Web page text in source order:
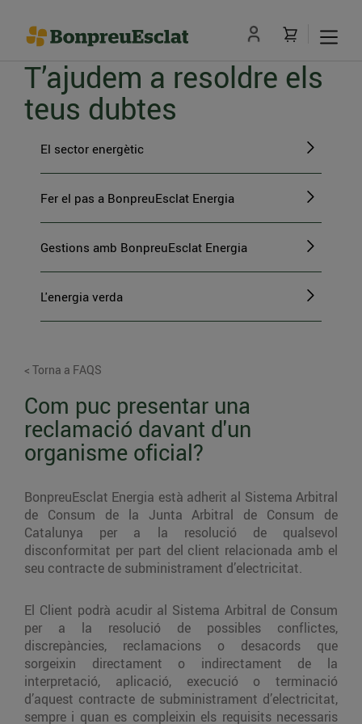
T’ajudem a resoldre els
teus dubtes
El sector energètic
Fer el pas a BonpreuEsclat Energia
Gestions amb BonpreuEsclat Energia
L'energia verda
< Torna a FAQS
Com puc presentar una
reclamació davant d'un
organisme oficial?
BonpreuEsclat Energia està adherit al Sistema Arbitral
de Consum de la Junta Arbitral de Consum de
Catalunya per a la resolució de qualsevol
disconformitat per part del client relacionada amb el
seu contracte de subministrament d’electricitat.
El Client podrà acudir al Sistema Arbitral de Consum
per a la resolució de possibles conflictes,
discrepàncies, reclamacions o desacords que
sorgeixin directament o indirectament de la
interpretació, aplicació, execució o terminació
d’aquest contracte de subministrament d’electricitat,
sempre i quan es compleixin els requisits necessaris